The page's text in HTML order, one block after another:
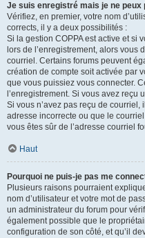
Je suis enregistré mais je ne peux
Vérifiez, en premier, votre nom
corrects, il y a deux possibilités :
Si la gestion COPPA est active et si
lors de l’enregistrement, alors vous
courriel. Certains forums peuvent
création de compte soit activée par
que vous puissiez vous connecter.
l’enregistrement. Si vous avez reçu
Si vous n’avez pas reçu de
adresse incorrecte ou que le
vous êtes sûr de l’adresse courriel
Haut
Pourquoi ne puis-je pas me
Plusieurs raisons pourraient
nom d’utilisateur et votre mot de
un administrateur du forum pour
également possible que le
configuration de son côté, et qu’il